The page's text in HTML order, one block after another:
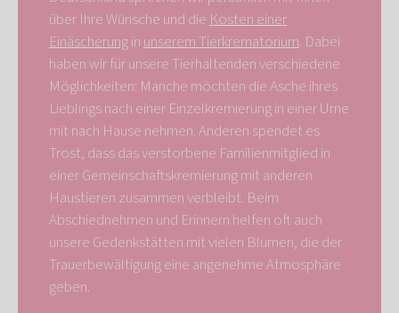
über Ihre Wünsche und dieKosten einer
Einäscherunginunserem Tierkrematorium. Dabei
haben wir für unsere Tierhaltenden verschiedene
Möglichkeiten: Manche möchten die Asche ihres
Lieblings nach einer Einzelkremierung in einer Urne
mit nach Hause nehmen. Anderen spendet es
Trost, dass das verstorbene Familienmitglied in
einer Gemeinschaftskremierung mit anderen
Haustieren zusammen verbleibt. Beim
Abschiednehmen und Erinnern helfen oft auch
unsere Gedenkstätten mit vielen Blumen, die der
Trauerbewältigung eine angenehme Atmosphäre
geben.